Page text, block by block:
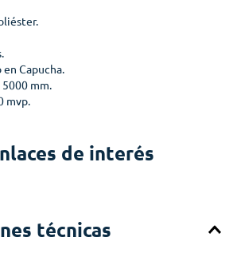
Capucha.
mm.
mvp.
de interés
técnicas